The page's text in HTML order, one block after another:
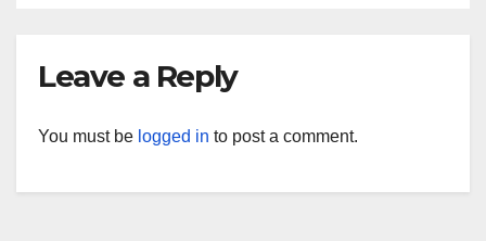
Leave a Reply
You must be logged in to post a comment.